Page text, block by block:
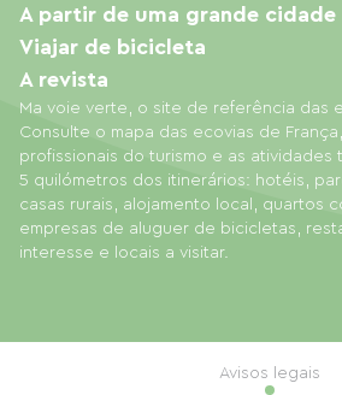
Ma voie verte, o site de referência das
Consulte o mapa das ecovias de
profissionais do turismo e as atividades
5 quilómetros dos itinerários: hotéis,
casas rurais, alojamento local, quartos
empresas de aluguer de bicicletas,
interesse e locais a visitar.
A partir de uma grande cidade
Viajar de bicicleta
A revista
Avisos legais